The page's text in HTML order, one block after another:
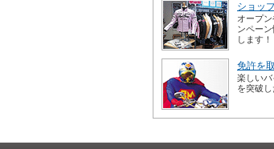
ショッ
オープ
ンペー
します！
免許を
楽しい
を突破し